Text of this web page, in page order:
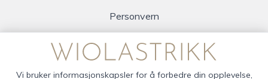
Personvern
Vi bruker informasjonskapsler for å forbedre din opplevelse,